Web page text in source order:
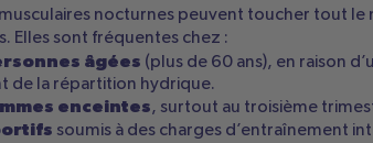
nocturnes peuvent toucher tout
Elles sont fréquentes chez :
âgées (plus de 60 ans), en raison
de la répartition hydrique.
enceintes, surtout au troisième
soumis à des charges d’entraînement